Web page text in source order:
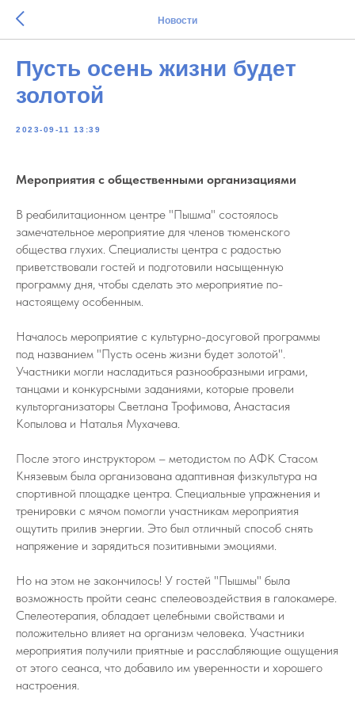
Новости
Пусть осень жизни будет
золотой
2023-09-11 13:39
Мероприятия с общественными организациями
В реабилитационном центре "Пышма" состоялось
замечательное мероприятие для членов тюменского
общества глухих. Специалисты центра с радостью
приветствовали гостей и подготовили насыщенную
программу дня, чтобы сделать это мероприятие по-
настоящему особенным.
Началось мероприятие с культурно-досуговой программы
под названием "Пусть осень жизни будет золотой".
Участники могли насладиться разнообразными играми,
танцами и конкурсными заданиями, которые провели
культорганизаторы Светлана Трофимова, Анастасия
Копылова и Наталья Мухачева.
После этого инструктором – методистом по АФК Стасом
Князевым была организована адаптивная физкультура на
спортивной площадке центра. Специальные упражнения и
тренировки с мячом помогли участникам мероприятия
ощутить прилив энергии. Это был отличный способ снять
напряжение и зарядиться позитивными эмоциями.
Но на этом не закончилось! У гостей "Пышмы" была
возможность пройти сеанс спелеовоздействия в галокамере.
Спелеотерапия, обладает целебными свойствами и
положительно влияет на организм человека. Участники
мероприятия получили приятные и расслабляющие ощущения
от этого сеанса, что добавило им уверенности и хорошего
настроения.